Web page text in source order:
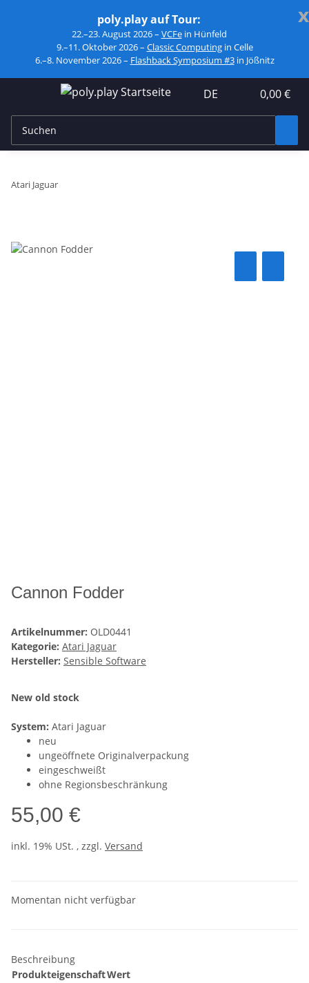
x
poly.play auf Tour:
22.–23. August 2026 – VCFein Hünfeld
9.–11. Oktober 2026 – Classic Computingin Celle
6.–8. November 2026 – Flashback Symposium #3in Jößnitz
DE 0,00 €
Atari Jaguar
Cannon Fodder
Artikelnummer: OLD0441
Kategorie: Atari Jaguar
Hersteller: Sensible Software
New old stock
System: Atari Jaguar
neu
ungeöffnete Originalverpackung
eingeschweißt
ohne Regionsbeschränkung
55,00 €
inkl. 19% USt. , zzgl. Versand
Momentan nicht verfügbar
Beschreibung
ProdukteigenschaftWert